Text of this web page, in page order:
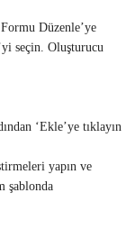
Düzenle’ye
seçin. Oluşturucu
‘Ekle’ye tıklayın
yapın ve
şablonda